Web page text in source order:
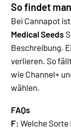
So findet
Bei Cannapot
Medical Seeds
Beschreibung.
verlieren. So
wie Channel+
wählen.
FAQs
F: Welche Sorte